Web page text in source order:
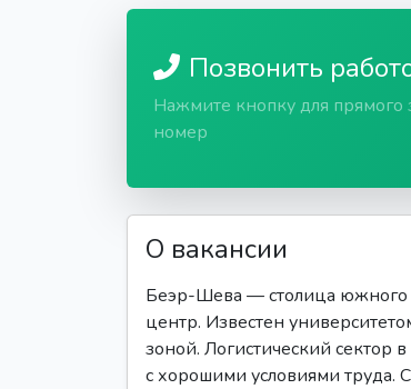
Позвонить
Нажмите кнопку для прямого
номер
О вакансии
Беэр-Шева — столица южного
центр. Известен
зоной. Логистический сектор
с хорошими условиями труда.